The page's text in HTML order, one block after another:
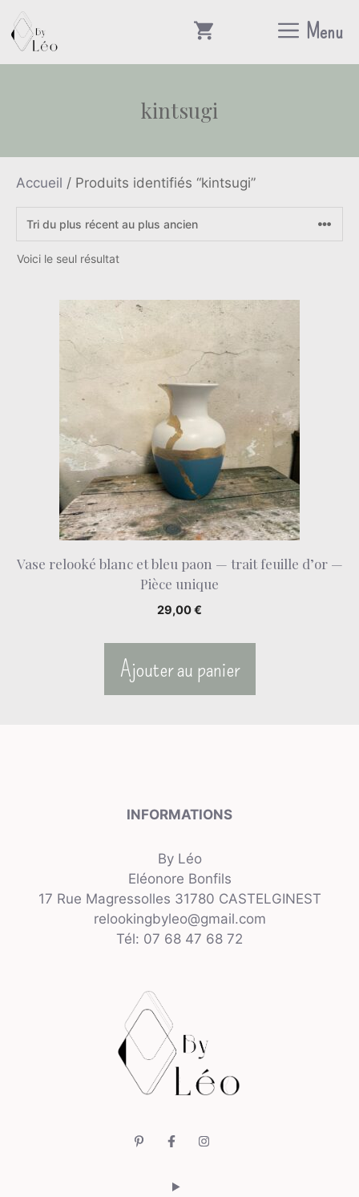
Aller
au
contenu
Menu
kintsugi
Accueil / Produits identifiés “kintsugi”
Voici le seul résultat
Vase relooké blanc et bleu paon — trait feuille d’or —
Pièce unique
29,00€
Ajouter au panier
INFORMATIONS
By Léo
Eléonore Bonfils
17 Rue Magressolles 31780 CASTELGINEST
relookingbyleo@gmail.com
Tél: 07 68 47 68 72